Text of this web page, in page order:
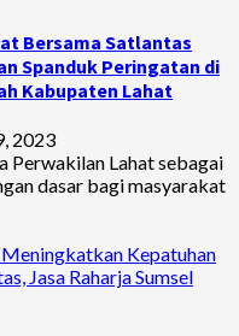
Bersama Satlantas
Spanduk Peringatan di
Kabupaten Lahat
2023
Perwakilan Lahat sebagai
dasar bagi masyarakat
Kepatuhan
Jasa Raharja Sumsel